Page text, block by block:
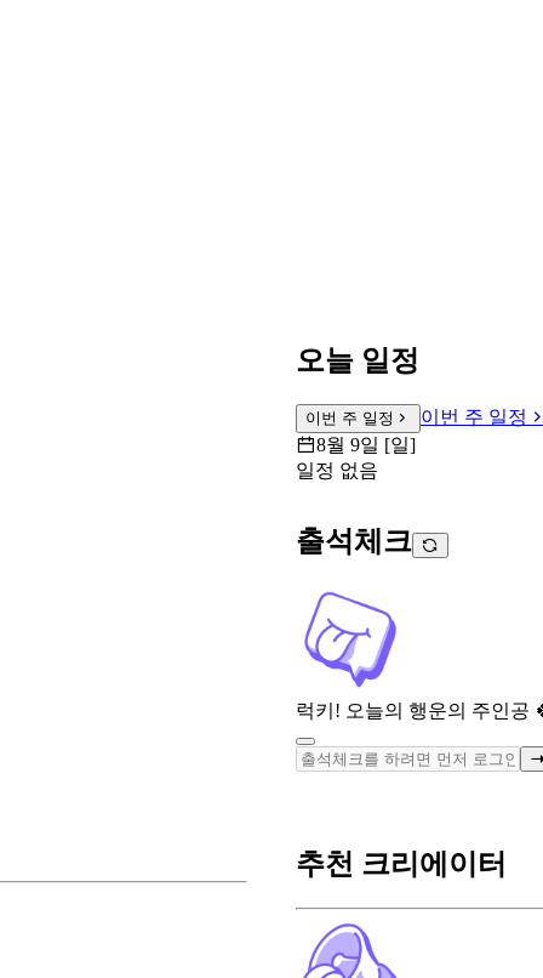
오늘 일정
이번 주 일정
이번 주 일정
8월 9일 [일]
일정 없음
출석체크
럭키! 오늘의 행운의 주인공
추천 크리에이터